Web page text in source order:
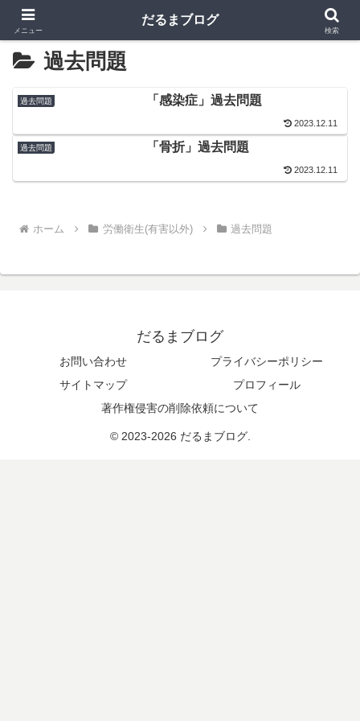
過去問題
過去問題 「感染症」過去問題
2023.12.11
過去問題 「骨折」過去問題
2023.12.11
ホーム 労働衛生(有害以外) 過去問題
だるまブログ
お問い合わせ
プライバシーポリシー
サイトマップ
プロフィール
著作権侵害の削除依頼について
© 2023-2026 だるまブログ.
メニュー
だるまブログ
検索